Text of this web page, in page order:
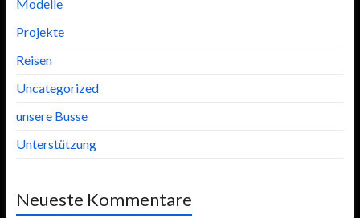
Modelle
Projekte
Reisen
Uncategorized
unsere Busse
Unterstützung
Neueste Kommentare